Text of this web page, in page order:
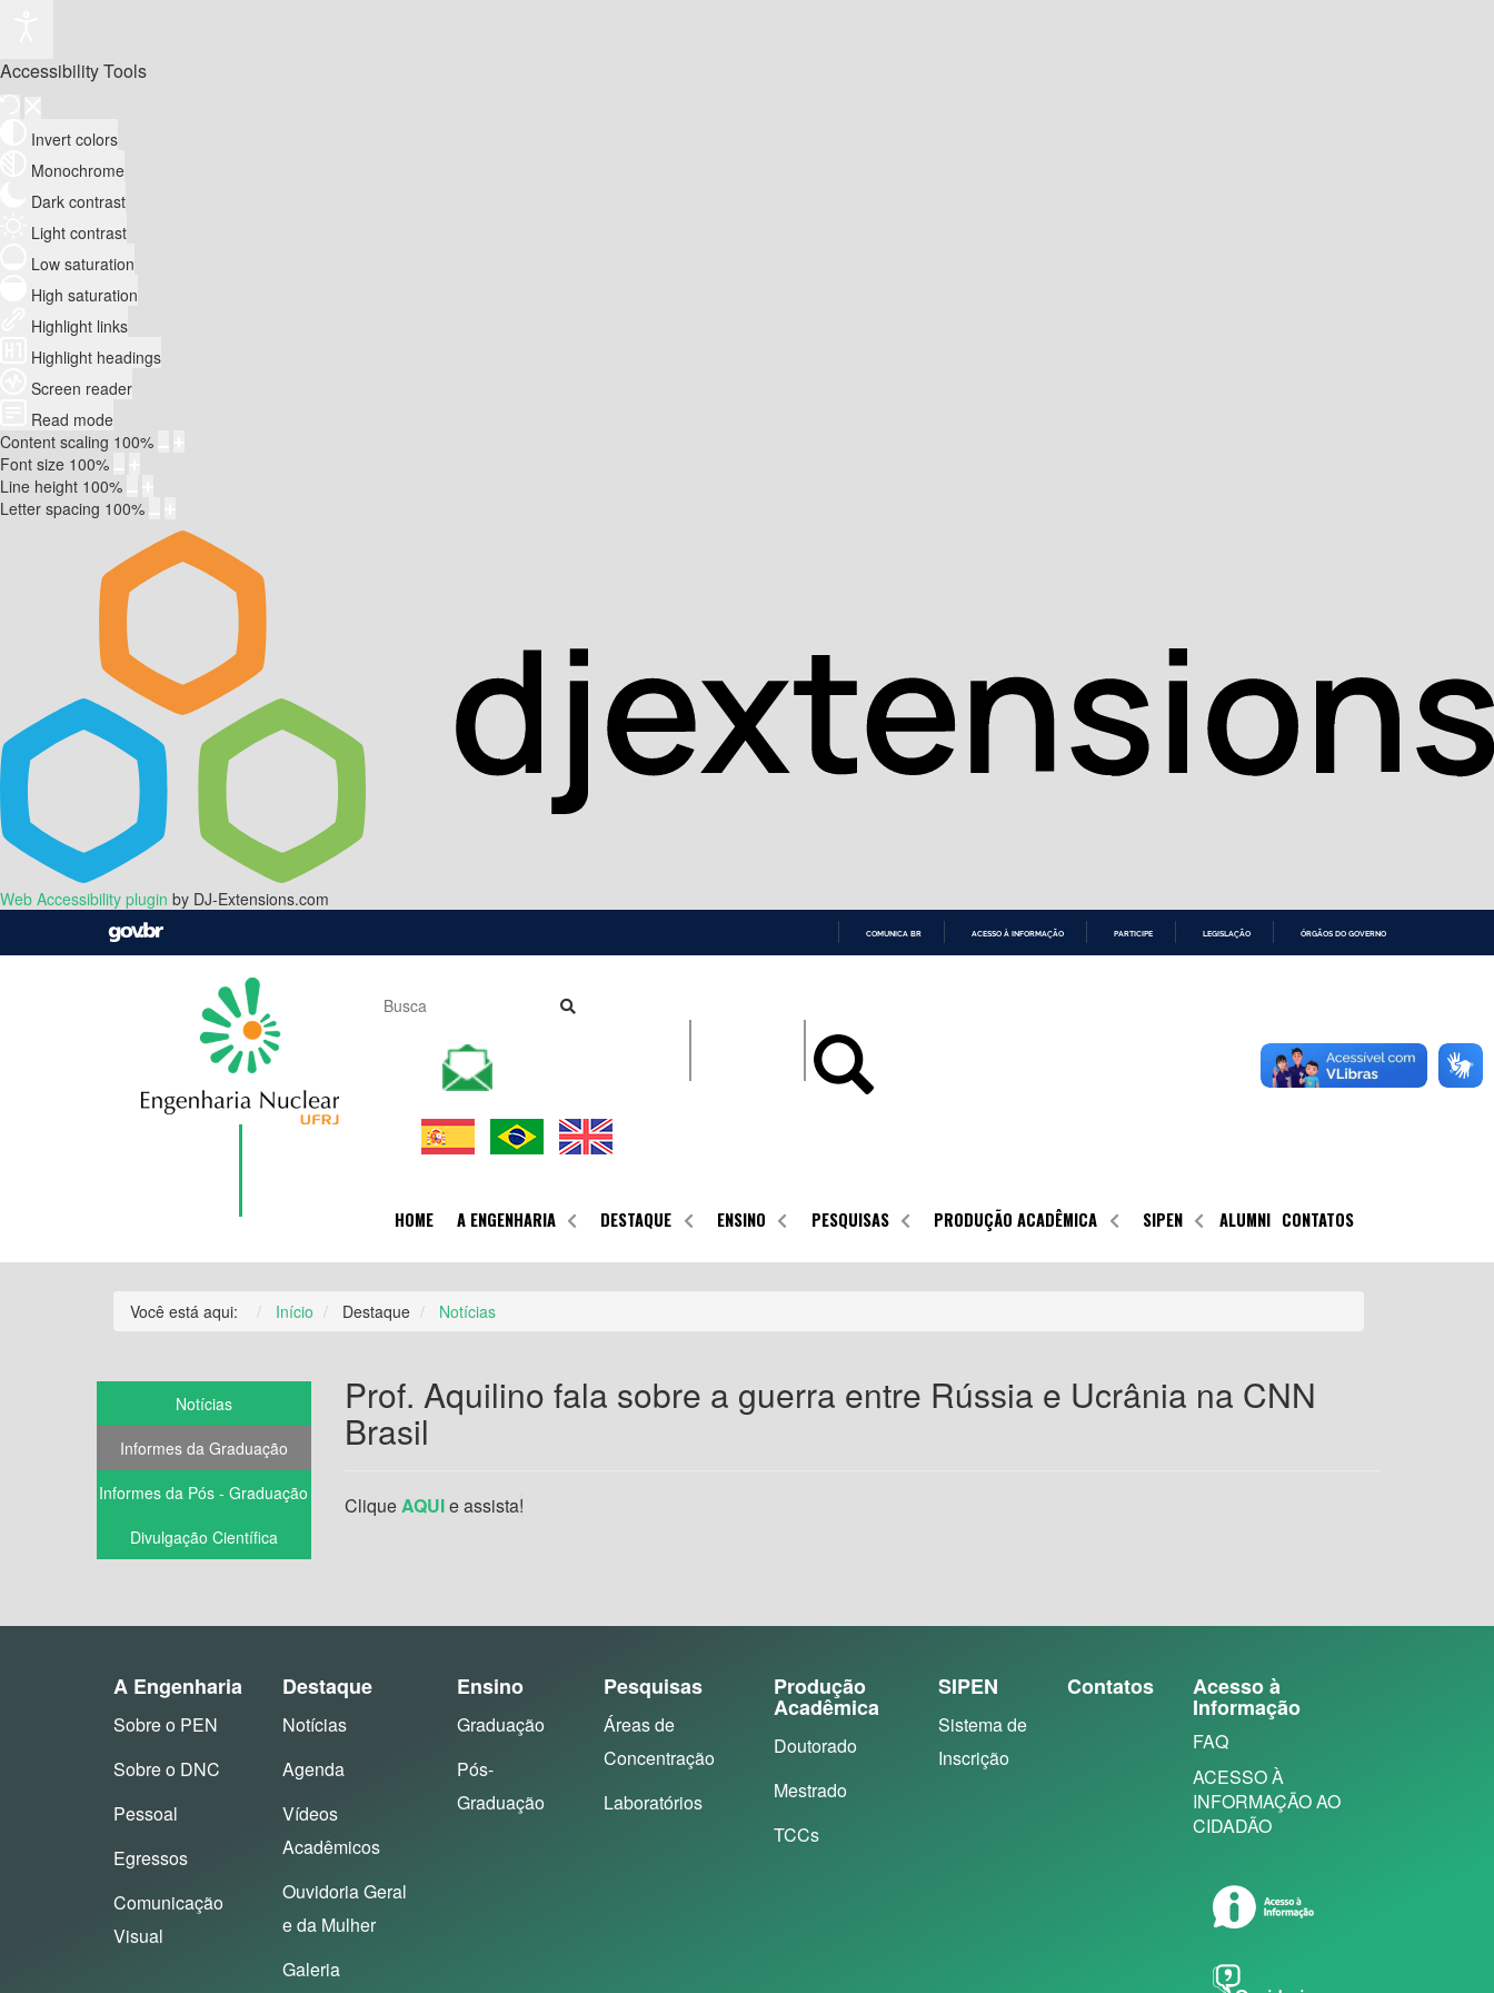
Accessibility Tools
Invert colors
Monochrome
Dark contrast
Light contrast
Low saturation
High saturation
Highlight links
Highlight headings
Screen reader
Read mode
Content scaling 100%
Font size 100%
Line height 100%
Letter spacing 100%
Web Accessibility plugin by DJ-Extensions.com
COMUNICA BR ACESSO À INFORMAÇÃO PARTICIPE LEGISLAÇÃO ÓRGÃOS DO GOVERNO
HOME A ENGENHARIA DESTAQUE ENSINO PESQUISAS PRODUÇÃO ACADÊMICA SIPEN ALUMNI CONTATOS
Você está aqui: Início Destaque Notícias
Notícias
Informes da Graduação
Informes da Pós - Graduação
Divulgação Científica
Prof. Aquilino fala sobre a guerra entre Rússia e Ucrânia na CNN
Brasil
CliqueAQUIe assista!
A Engenharia
Sobre o PEN
Sobre o DNC
Pessoal
Egressos
Comunicação
Visual
Destaque
Notícias
Agenda
Vídeos
Acadêmicos
Ouvidoria Geral
e da Mulher
Galeria
Ensino
Graduação
Pós-
Graduação
Pesquisas
Áreas de
Concentração
Laboratórios
Produção
Acadêmica
Doutorado
Mestrado
TCCs
SIPEN
Sistema de
Inscrição
Contatos Acesso à
Informação
FAQ
ACESSO À
INFORMAÇÃO AO
CIDADÃO